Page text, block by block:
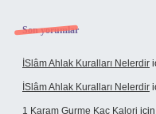
Son yorumlar
İSlâm Ahlak Kuralları Nelerdir
İSlâm Ahlak Kuralları Nelerdir
1 Karam Gurme Kaç Kalori için